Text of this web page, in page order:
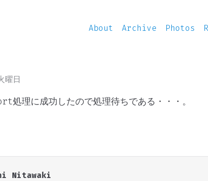
About Archive Photos
曜日
理に成功したので処理待ちである・・・。
Nitawaki